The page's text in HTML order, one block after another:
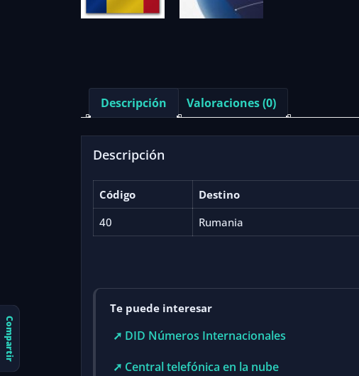
Descripción Valoraciones (0)
Descripción
Código Destino
40
Rumania
Te puede interesar
➚ DID Números Internacionales
➚ Central telefónica en la nube
Compartir